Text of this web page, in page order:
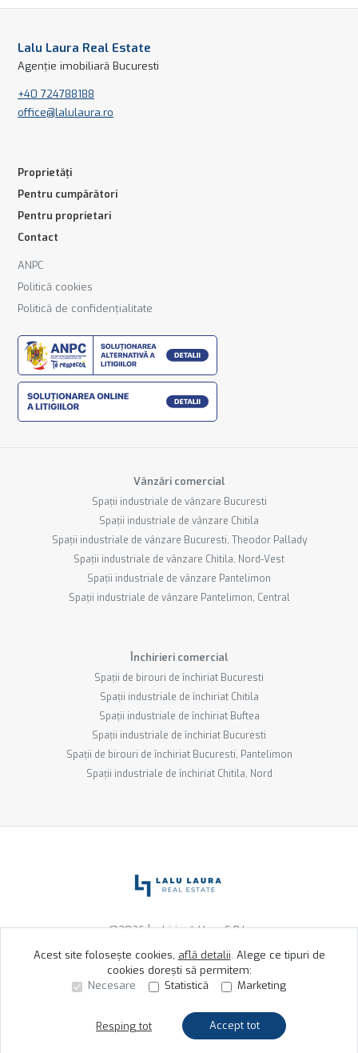
Lalu Laura Real Estate
Agenție imobiliară Bucuresti
+40 724788188
office@lalulaura.ro
Proprietăți
Pentru cumpărători
Pentru proprietari
Contact
ANPC
Politică cookies
Politică de confidențialitate
Vânzări comercial
Spații industriale de vânzare Bucuresti
Spații industriale de vânzare Chitila
Spații industriale de vânzare Bucuresti, Theodor Pallady
Spații industriale de vânzare Chitila, Nord-Vest
Spații industriale de vânzare Pantelimon
Spații industriale de vânzare Pantelimon, Central
Închirieri comercial
Spații de birouri de închiriat Bucuresti
Spații industriale de închiriat Chitila
Spații industriale de închiriat Buftea
Spații industriale de închiriat Bucuresti
Spații de birouri de închiriat Bucuresti, Pantelimon
Spații industriale de închiriat Chitila, Nord
©2026Închiriază Ușor S.R.L.
Site creat în
Acest site folosește cookies, află detalii. Alege ce tipuri de
cookies dorești să permitem:
Necesare
Statistică Marketing
Resping tot Accept tot